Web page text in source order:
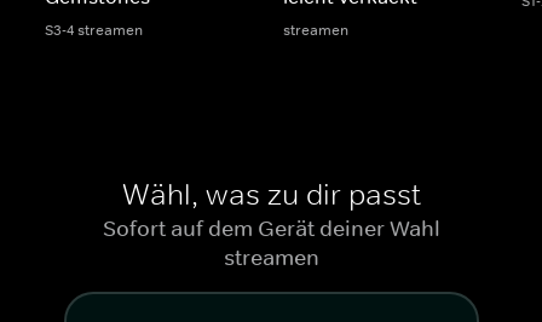
S3-4 streamen streamen
Wähl, was zu dir passt
Sofort auf dem Gerät deiner Wahl
streamen